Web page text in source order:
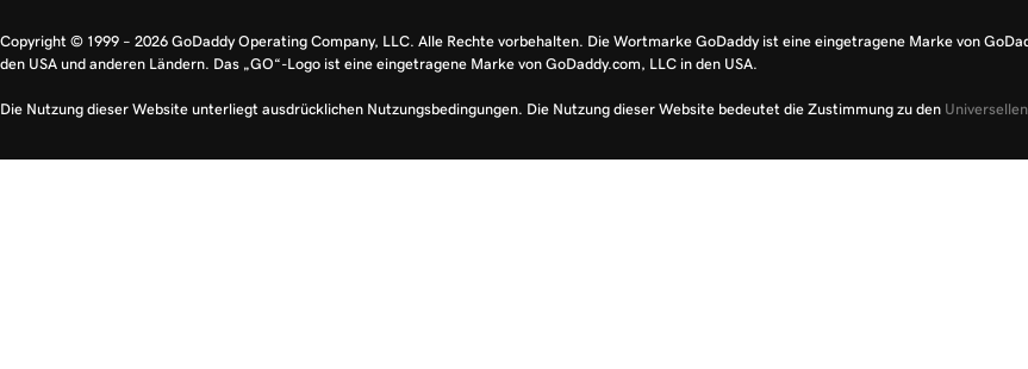
Copyright © 1999 – 2026 GoDaddy Operating Company, LLC. Alle Rechte vorbehalten. Die Wortmarke GoDaddy ist eine eingetragene Marke von
den USA und anderen Ländern. Das „GO“-Logo ist eine eingetragene Marke von GoDaddy.com, LLC in den USA.
Die Nutzung dieser Website unterliegt ausdrücklichen Nutzungsbedingungen. Die Nutzung dieser Website bedeutet die Zustimmung zu den